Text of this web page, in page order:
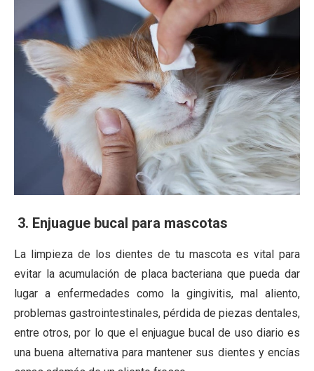
3. Enjuague bucal para mascotas
La limpieza de los dientes de tu mascota es vital para
evitar la acumulación de placa bacteriana que pueda dar
lugar a enfermedades como la gingivitis, mal aliento,
problemas gastrointestinales, pérdida de piezas dentales,
entre otros, por lo que el enjuague bucal de uso diario es
una buena alternativa para mantener sus dientes y encías